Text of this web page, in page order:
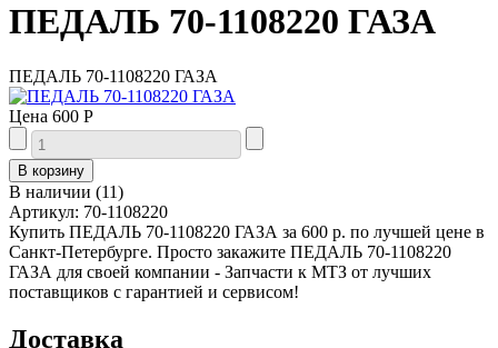
ПЕДАЛЬ 70-1108220 ГАЗА
ПЕДАЛЬ 70-1108220 ГАЗА
Цена 600 Р
В наличии (11)
Артикул: 70-1108220
Купить ПЕДАЛЬ 70-1108220 ГАЗА за 600 р. по лучшей цене в
Санкт-Петербурге. Просто закажите ПЕДАЛЬ 70-1108220
ГАЗА для своей компании - Запчасти к МТЗ от лучших
поставщиков с гарантией и сервисом!
Доставка